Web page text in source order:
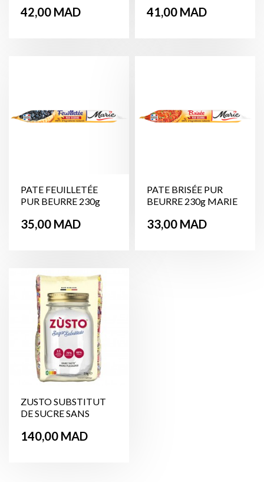
Prix
42,00 MAD Prix
41,00 MAD
PATE FEUILLETÉE
PUR BEURRE 230g
Prix
35,00 MAD
PATE BRISÉE PUR
BEURRE 230g MARIE
Prix
33,00 MAD
ZUSTO SUBSTITUT
DE SUCRE SANS
Prix
140,00 MAD